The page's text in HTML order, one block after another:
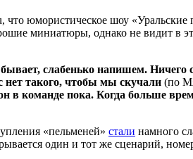
юмористическое шоу
миниатюры, однако не видит в
слабенько напишем.
нет такого, чтобы мы скучали (по
в команде пока. Когда больше
«пельменей» стали намного
один и тот же сценарий,